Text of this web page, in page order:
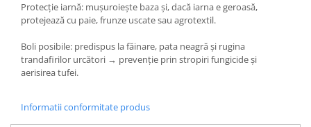
Protecție iarnă: mușuroiește baza și, dacă iarna e geroasă,
protejează cu paie, frunze uscate sau agrotextil.
Boli posibile: predispus la făinare, pata neagră și rugina
trandafirilor urcători → prevenție prin stropiri fungicide și
aerisirea tufei.
Informatii conformitate produs